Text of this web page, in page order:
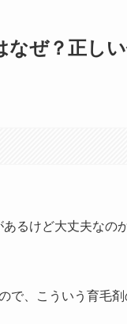
ぜ？正し
るけど大丈夫なの
で、こういう育毛